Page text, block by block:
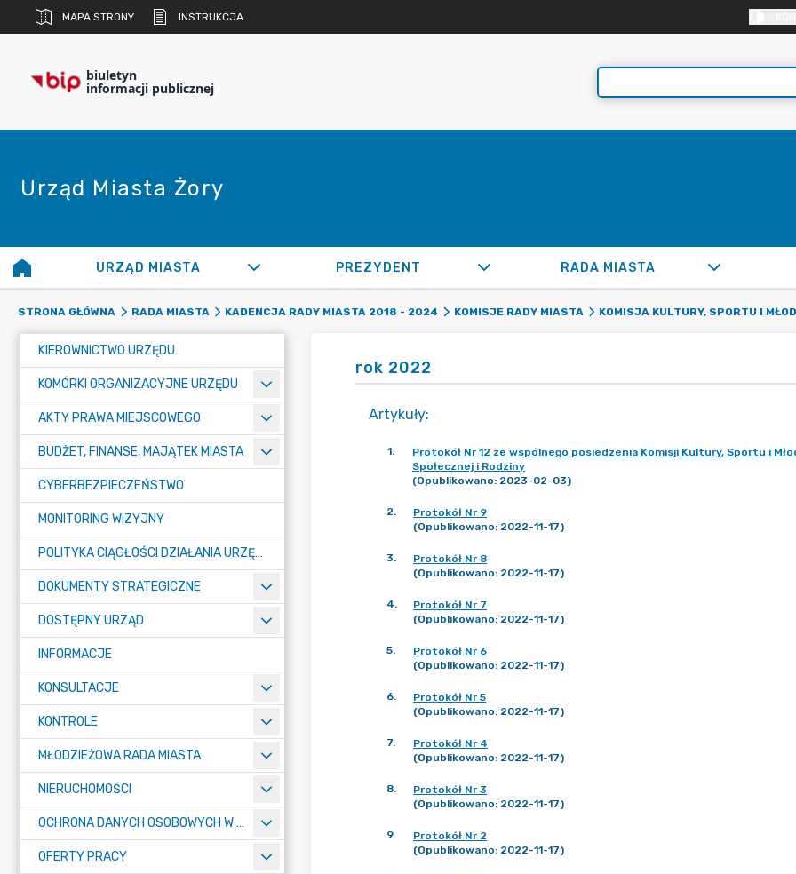
MAPA STRONY INSTRUKCJA
biuletyn
informacji publicznej
Urząd Miasta Żory
URZĄD MIASTA PREZYDENT RADA MIASTA
STRONA GŁÓWNA RADA MIASTA KADENCJA RADY MIASTA 2018 - 2024 KOMISJE RADY MIASTA KOMISJA KULTURY, SPORTU I
KIEROWNICTWO URZĘDU
KOMÓRKI ORGANIZACYJNE URZĘDU
AKTY PRAWA MIEJSCOWEGO
BUDŻET, FINANSE, MAJĄTEK MIASTA
CYBERBEZPIECZEŃSTWO
MONITORING WIZYJNY
POLITYKA CIĄGŁOŚCI DZIAŁANIA URZĘDU MIASTA ŻORY
DOKUMENTY STRATEGICZNE
DOSTĘPNY URZĄD
INFORMACJE
KONSULTACJE
KONTROLE
MŁODZIEŻOWA RADA MIASTA
NIERUCHOMOŚCI
OCHRONA DANYCH OSOBOWYCH W URZĘDZIE MIASTA ŻORY - RODO
OFERTY PRACY
rok 2022
Artykuły:
1.
Protokół Nr 12 ze wspólnego posiedzenia Komisji Kultury, Sportu i
Społecznej i Rodziny
(Opublikowano: 2023-02-03)
2.
Protokół Nr 9
(Opublikowano: 2022-11-17)
3.
Protokół Nr 8
(Opublikowano: 2022-11-17)
4.
Protokół Nr 7
(Opublikowano: 2022-11-17)
5.
Protokół Nr 6
(Opublikowano: 2022-11-17)
6.
Protokół Nr 5
(Opublikowano: 2022-11-17)
7.
Protokół Nr 4
(Opublikowano: 2022-11-17)
8.
Protokół Nr 3
(Opublikowano: 2022-11-17)
9.
Protokół Nr 2
(Opublikowano: 2022-11-17)